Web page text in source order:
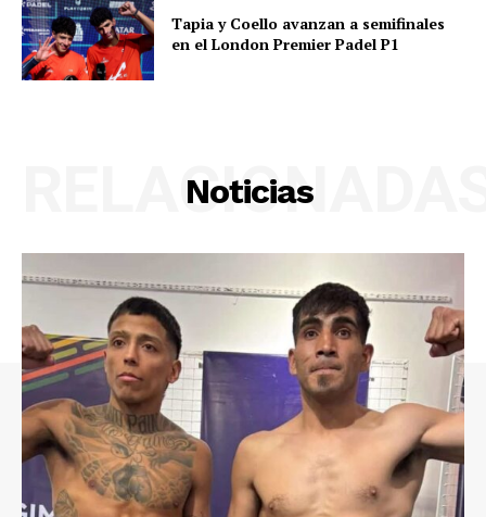
Tapia y Coello avanzan a semifinales
en el London Premier Padel P1
Noticias